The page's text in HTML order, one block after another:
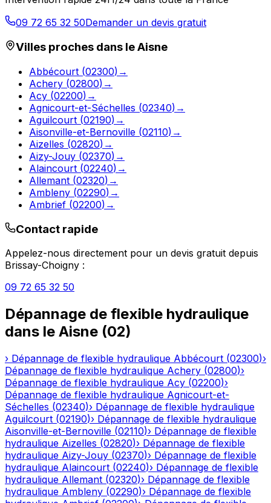
09 72 65 32 50Demander un devis gratuit
Villes proches dans leAisne
Abbécourt (02300) →
Achery (02800) →
Acy (02200) →
Agnicourt-et-Séchelles (02340) →
Aguilcourt (02190) →
Aisonville-et-Bernoville (02110) →
Aizelles (02820) →
Aizy-Jouy (02370) →
Alaincourt (02240) →
Allemant (02320) →
Ambleny (02290) →
Ambrief (02200) →
Contact rapide
Appelez-nous directement pour un devis gratuit depuis
Brissay-Choigny :
09 72 65 32 50
Dépannage de flexible hydraulique
dans le Aisne (02)
› Dépannage de flexible hydraulique Abbécourt (02300)›
Dépannage de flexible hydraulique Achery (02800)›
Dépannage de flexible hydraulique Acy (02200)›
Dépannage de flexible hydraulique Agnicourt-et-
Séchelles (02340)› Dépannage de flexible hydraulique
Aguilcourt (02190)› Dépannage de flexible hydraulique
Aisonville-et-Bernoville (02110)› Dépannage de flexible
hydraulique Aizelles (02820)› Dépannage de flexible
hydraulique Aizy-Jouy (02370)› Dépannage de flexible
hydraulique Alaincourt (02240)› Dépannage de flexible
hydraulique Allemant (02320)› Dépannage de flexible
hydraulique Ambleny (02290)› Dépannage de flexible